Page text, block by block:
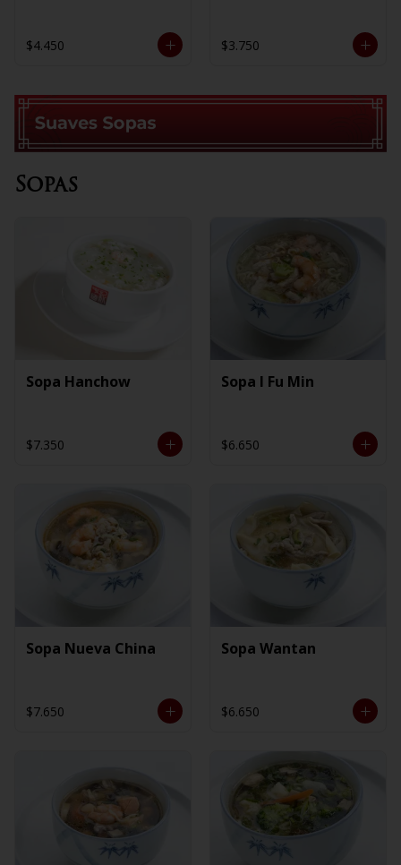
$4.450 $3.750
Sopas
Sopa Hanchow
$7.350
Sopa I Fu Min
$6.650
Sopa Nueva China
$7.650
Sopa Wantan
$6.650